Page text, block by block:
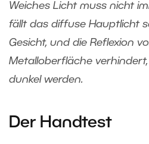
Weiches Licht muss nicht
fällt das diffuse Hauptlicht
Gesicht, und die Reflexion
Metalloberfläche
dunkel werden.
Der Handtest